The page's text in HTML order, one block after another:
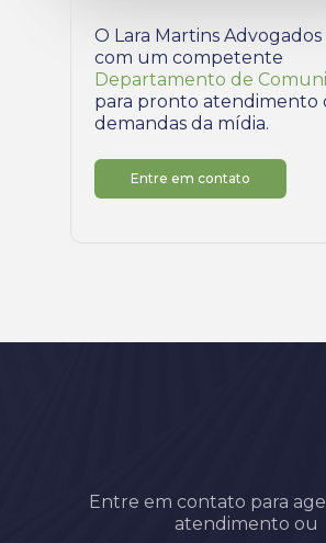
O Lara Martins
com um competente
Departamento de
para pronto atendimento
demandas da mídia.
Entre em contato
Entre em contato para
atendimento ou